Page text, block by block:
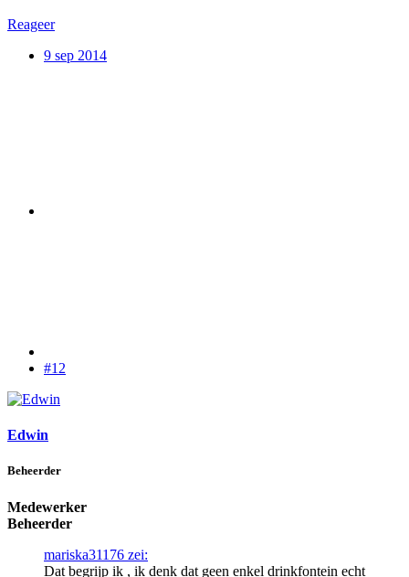
Reageer
9 sep 2014
#12
Edwin
Beheerder
Medewerker
Beheerder
mariska31176 zei:
Dat begrijp ik , ik denk dat geen enkel drinkfontein echt